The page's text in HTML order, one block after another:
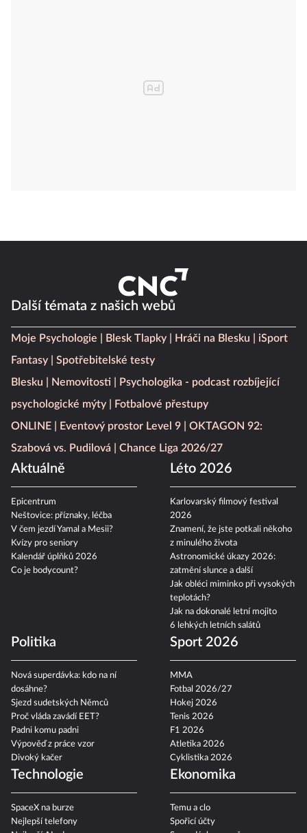
Další témata z našich webů
Moje Psychologie Blesk Tlapky Hráči na Blesku
iSport
Fantasy
Spotřebitelské testy
Blesku
Nemovitosti
Psychologika - podcast rozbíjející
psychologické mýty
Fotbalové přestupy
ONLINE
Eventový prostor Level 9
OKTAGON 92:
Szabová vs. Pudilová
Chance Liga 2026/27
Aktuálně
Epicentrum
Neštovice: příznaky, léčba
V čem jezdí Yamal a Mesii?
Kvízy pro seniory
Kalendář úplňků 2026
Co je bodycount?
Léto 2026
Karlovarský filmový festival
2026
Znamení, že jste potkali někoho
z minulého života
Astronomické úkazy 2026:
zatmění slunce a další
Jak obléci miminko při vysokých
teplotách?
Jak na dokonalé letní mojito
6 lehkých letních salátů
Politika
Nová superdávka: kdo na ní
dosáhne?
Sjezd sudetských Němců
Proč vláda zavádí EET?
Padni komu padni
Výpověď z práce vzor
Divoký kačer
Sport 2026
MMA
Fotbal 2026/27
Hokej 2026
Tenis 2026
F1 2026
Atletika 2026
Cyklistika 2026
Technologie
SpaceX na burze
Nejlepší telefony
Ekonomika
Temu a clo
Spořicí účty